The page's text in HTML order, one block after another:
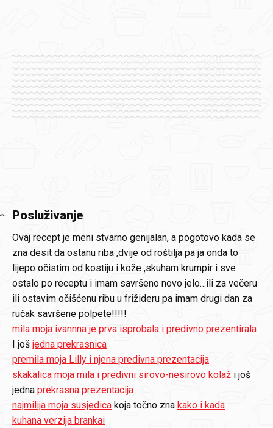
Posluživanje
Ovaj recept je meni stvarno genijalan, a pogotovo kada se
zna desit da ostanu riba ,dvije od roštilja pa ja onda to
lijepo očistim od kostiju i kože ,skuham krumpir i sve
ostalo po receptu i imam savršeno novo jelo…ili za večeru
ili ostavim očišćenu ribu u frižideru pa imam drugi dan za
ručak savršene polpete!!!!!
mila moja ivannna je prva isprobala i predivno prezentirala
I još jedna prekrasnica
premila moja Lilly i njena predivna prezentacija
skakalica moja mila i predivni sirovo-nesirovo kolaž i još
jedna prekrasna prezentacija
najmilija moja susjedica koja točno zna kako i kada
kuhana verzija brankai